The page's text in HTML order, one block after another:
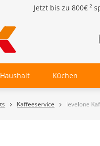
Jetzt bis zu 800€ ²
Haushalt Küchen
Kaffeeservice levelone